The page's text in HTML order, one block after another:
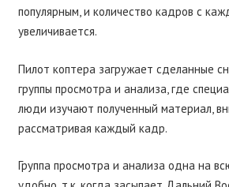
популярным, и количество кадров с
увеличивается.
Пилот коптера загружает сделанные
группы просмотра и анализа, где
люди изучают полученный материал,
рассматривая каждый кадр.
Группа просмотра и анализа одна на